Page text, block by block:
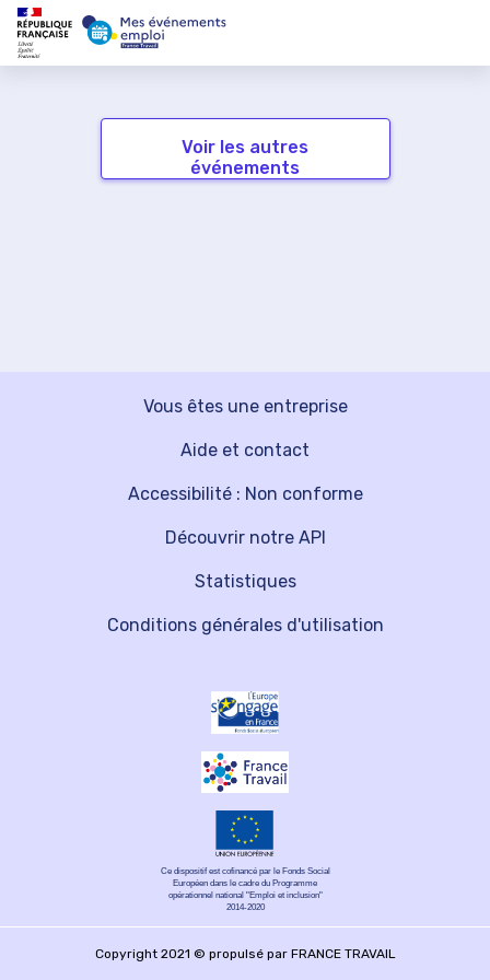
Voir les autres
événements
Vous êtes une entreprise
Découvrir notre API
Aide et contact
Statistiques
Accessibilité : Non conforme
Conditions générales d'utilisation
Ce dispositif est cofinancé par le Fonds Social
Européen dans le cadre du Programme
opérationnel national "Emploi et inclusion"
2014-2020
Copyright 2021 © propulsé par FRANCE TRAVAIL